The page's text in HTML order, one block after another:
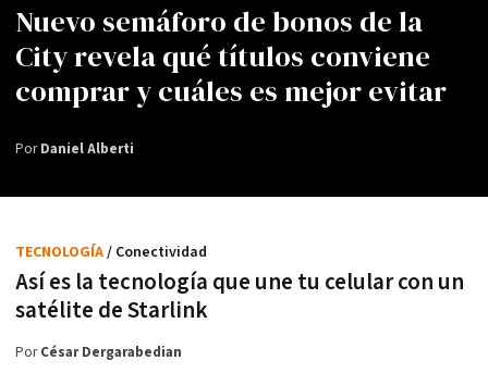
Nuevo semáforo de bonos de la
City revela qué títulos conviene
comprar y cuáles es mejor evitar
PorDaniel Alberti
Así es la tecnología que une tu celular con un
satélite de Starlink
TECNOLOGÍA/ Conectividad
PorCésar Dergarabedian